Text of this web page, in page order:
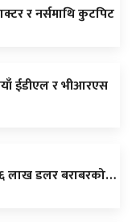
र नर्समाथि कुटपिट
ईडीएल र भीआरएस
लाख डलर बराबरको…